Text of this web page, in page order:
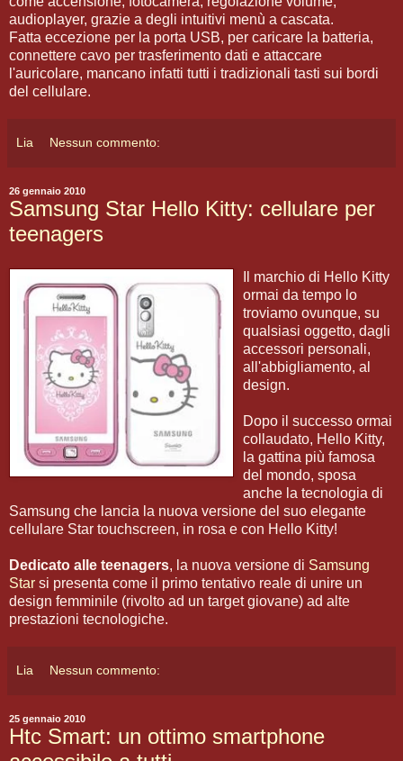
audioplayer, grazie a degli intuitivi menù a cascata.
Fatta eccezione per la porta USB, per caricare la batteria,
connettere cavo per trasferimento dati e attaccare
l'auricolare, mancano infatti tutti i tradizionali tasti sui bordi
del cellulare.
Lia Nessun commento:
26 gennaio 2010
Samsung Star Hello Kitty: cellulare per
teenagers
Il marchio di Hello Kitty
ormai da tempo lo
troviamo ovunque, su
qualsiasi oggetto, dagli
accessori personali,
all'abbigliamento, al
design.
Dopo il successo ormai
collaudato, Hello Kitty,
la gattina più famosa
del mondo, sposa
anche la tecnologia di
Samsung che lancia la nuova versione del suo elegante
cellulare Star touchscreen, in rosa e con Hello Kitty!
Dedicato alle teenagers, la nuova versione di Samsung
Star si presenta come il primo tentativo reale di unire un
design femminile (rivolto ad un target giovane) ad alte
prestazioni tecnologiche.
Lia Nessun commento:
25 gennaio 2010
Htc Smart: un ottimo smartphone